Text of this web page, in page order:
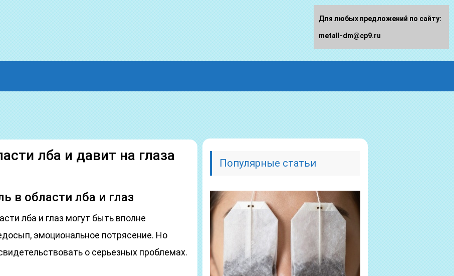
лба и давит на глаза
в области лба и глаз
лба и глаз могут быть вполне
эмоциональное потрясение. Но
о серьезных проблемах.
Популярные статьи
Для любых предложений по сайту:
metall-dm@cp9.ru